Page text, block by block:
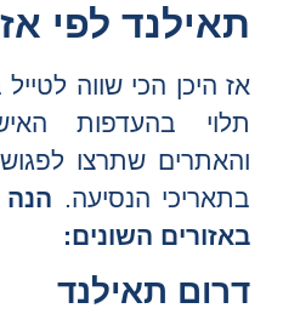
תאילנד לפי
אז היכן הכי שווה לטייל
תלוי בהעדפות
והאתרים שתרצו לפגוש
בתאריכי הנסיעה.הנה
באזורים השונים:
דרום תאילנד